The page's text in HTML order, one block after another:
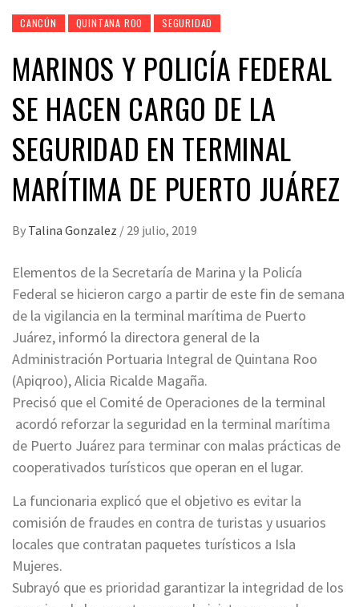
CANCÚN QUINTANA ROO SEGURIDAD
MARINOS Y POLICÍA FEDERAL
SE HACEN CARGO DE LA
SEGURIDAD EN TERMINAL
MARÍTIMA DE PUERTO JUÁREZ
By Talina Gonzalez / 29 julio, 2019
Elementos de la Secretaría de Marina y la Policía
Federal se hicieron cargo a partir de este fin de semana
de la vigilancia en la terminal marítima de Puerto
Juárez, informó la directora general de la
Administración Portuaria Integral de Quintana Roo
(Apiqroo), Alicia Ricalde Magaña.
Precisó que el Comité de Operaciones de la terminal
acordó reforzar la seguridad en la terminal marítima
de Puerto Juárez para terminar con malas prácticas de
cooperativados turísticos que operan en el lugar.
La funcionaria explicó que el objetivo es evitar la
comisión de fraudes en contra de turistas y usuarios
locales que contratan paquetes turísticos a Isla
Mujeres.
Subrayó que es prioridad garantizar la integridad de los